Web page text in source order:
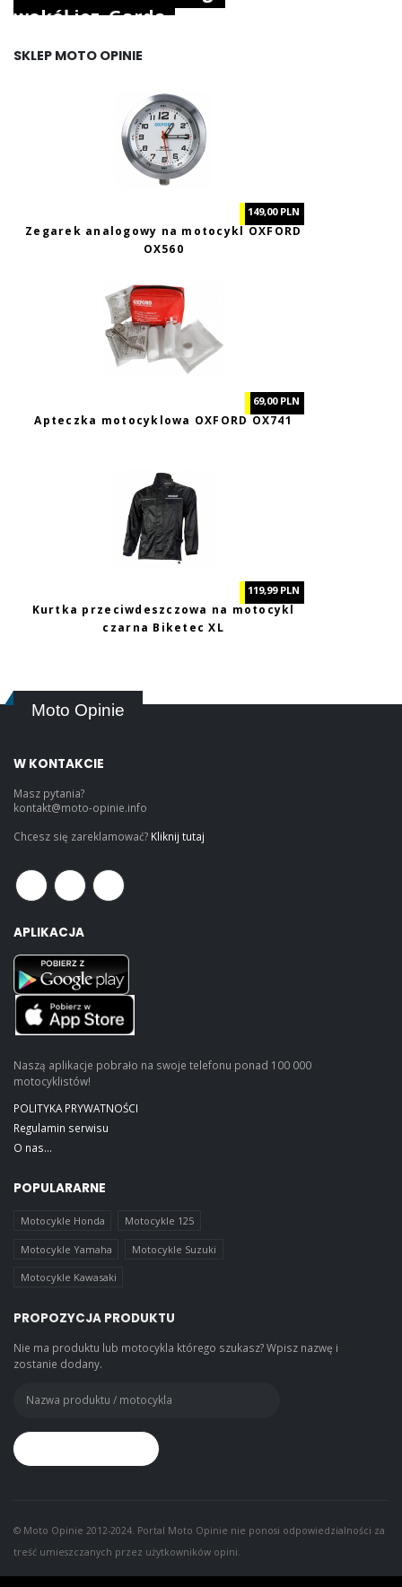
wokół jez. Garda.
SKLEP MOTO OPINIE
149,00 PLN
Zegarek analogowy na motocykl OXFORD
OX560
69,00 PLN
Apteczka motocyklowa OXFORD OX741
119,99 PLN
Kurtka przeciwdeszczowa na motocykl
czarna Biketec XL
Moto Opinie
W KONTAKCIE
Masz pytania?
kontakt@moto-opinie.info
Chcesz się zareklamować? Kliknij tutaj
APLIKACJA
Naszą aplikacje pobrało na swoje telefonu ponad 100 000
motocyklistów!
POLITYKA PRYWATNOŚCI
Regulamin serwisu
O nas...
POPULARARNE
Motocykle Honda Motocykle 125
Motocykle Yamaha Motocykle Suzuki
Motocykle Kawasaki
PROPOZYCJA PRODUKTU
Nie ma produktu lub motocykla którego szukasz? Wpisz nazwę i
zostanie dodany.
© Moto Opinie 2012-2024. Portal Moto Opinie nie ponosi odpowiedzialności za
treść umieszczanych przez użytkowników opini.